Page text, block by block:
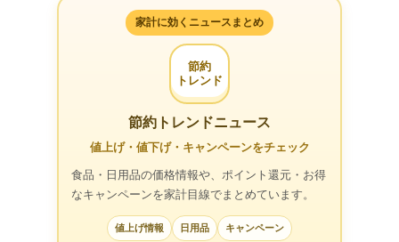
家計に効くニュースまとめ
節約
トレンド
節約トレンドニュース
値上げ・値下げ・キャンペーンをチェック
食品・日用品の価格情報や、ポイント還元・お得
なキャンペーンを家計目線でまとめています。
値上げ情報 日用品 キャンペーン